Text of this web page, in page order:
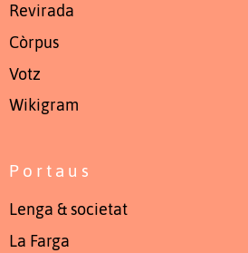
Revirada
Còrpus
Votz
Wikigram
Portaus
Lenga & societat
La Farga